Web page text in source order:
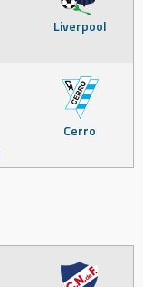
Liverpool
Cerro